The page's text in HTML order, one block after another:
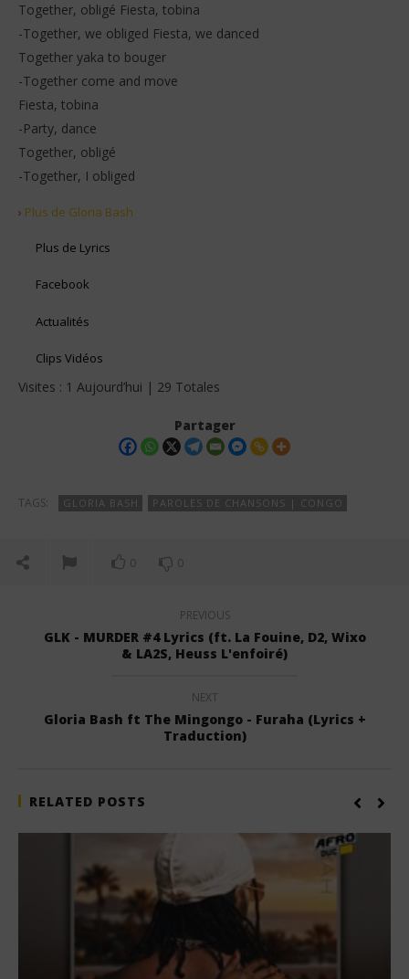
Together, obligé Fiesta, tobina
-Together, we obliged Fiesta, we danced
Together yaka to bouger
-Together come and move
Fiesta, tobina
-Party, dance
Together, obligé
-Together, I obliged
› Plus de Gloria Bash
Plus de Lyrics
Facebook
Actualités
Clips Vidéos
Visites : 1 Aujourd’hui | 29 Totales
Partager
TAGS: GLORIA BASH PAROLES DE CHANSONS | CONGO
0 0
PREVIOUS
GLK - MURDER #4 Lyrics (ft. La Fouine, D2, Wixo
& LA2S, Heuss L'enfoiré)
NEXT
Gloria Bash ft The Mingongo - Furaha (Lyrics +
Traduction)
RELATED POSTS